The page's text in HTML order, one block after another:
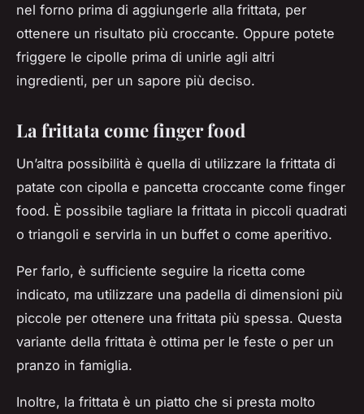
nel forno prima di aggiungerle alla frittata, per
ottenere un risultato più croccante. Oppure potete
friggere le cipolle prima di unirle agli altri
ingredienti, per un sapore più deciso.
La frittata come finger food
Un’altra possibilità è quella di utilizzare la frittata di
patate con cipolla e pancetta croccante come finger
food. È possibile tagliare la frittata in piccoli quadrati
o triangoli e servirla in un buffet o come aperitivo.
Per farlo, è sufficiente seguire la ricetta come
indicato, ma utilizzare una padella di dimensioni più
piccole per ottenere una frittata più spessa. Questa
variante della frittata è ottima per le feste o per un
pranzo in famiglia.
Inoltre, la frittata è un piatto che si presta molto